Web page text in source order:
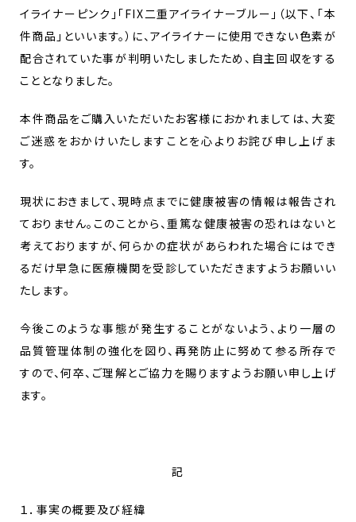
イライナーピンク」「FIX二重アイライナーブルー」（以下、「本
件商品」といいます。）に、アイライナーに使用できない色素が
配合されていた事が判明いたしましたため、自主回収をする
こととなりました。
本件商品をご購入いただいたお客様におかれましては、大変
ご迷惑をおかけいたしますことを心よりお詫び申し上げま
す。
現状におきまして、現時点までに健康被害の情報は報告され
ておりません。このことから、重篤な健康被害の恐れはないと
考えておりますが、何らかの症状があらわれた場合にはでき
るだけ早急に医療機関を受診していただきますようお願いい
たします。
今後このような事態が発生することがないよう、より一層の
品質管理体制の強化を図り、再発防止に努めて参る所存で
すので、何卒、ご理解とご協力を賜りますようお願い申し上げ
ます。
記
１．事実の概要及び経緯